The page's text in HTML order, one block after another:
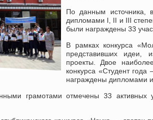
По данным источника,
дипломами I, II и III
были награждены 33
В рамках конкурса
представивших идеи,
проекты. Двое
конкурса «Студент года
награждены дипломами
грамотами отмечены 33 активных